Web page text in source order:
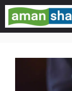
Skip
content